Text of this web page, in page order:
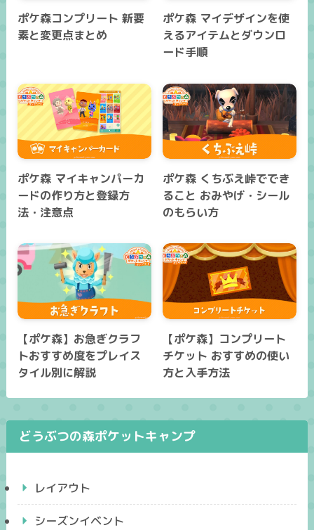
ポケ森コンプリート 新要
素と変更点まとめ
ポケ森 マイデザインを使
えるアイテムとダウンロ
ード手順
ポケ森 マイキャンパーカ
ードの作り方と登録方
法・注意点
ポケ森 くちぶえ峠ででき
ること おみやげ・シール
のもらい方
【ポケ森】お急ぎクラフ
トおすすめ度をプレイス
タイル別に解説
【ポケ森】コンプリート
チケット おすすめの使い
方と入手方法
どうぶつの森ポケットキャンプ
レイアウト
シーズンイベント